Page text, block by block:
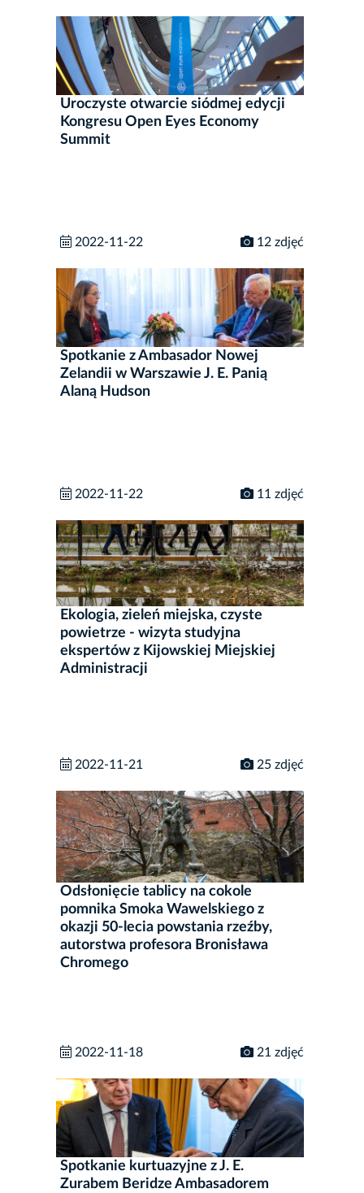
Uroczyste otwarcie siódmej edycji
Kongresu Open Eyes Economy
Summit
2022-11-22 12 zdjęć
Spotkanie z Ambasador Nowej
Zelandii w Warszawie J. E. Panią
Alaną Hudson
2022-11-22 11 zdjęć
Ekologia, zieleń miejska, czyste
powietrze - wizyta studyjna
ekspertów z Kijowskiej Miejskiej
Administracji
2022-11-21 25 zdjęć
Odsłonięcie tablicy na cokole
pomnika Smoka Wawelskiego z
okazji 50-lecia powstania rzeźby,
autorstwa profesora Bronisława
Chromego
2022-11-18 21 zdjęć
Spotkanie kurtuazyjne z J. E.
Zurabem Beridze Ambasadorem